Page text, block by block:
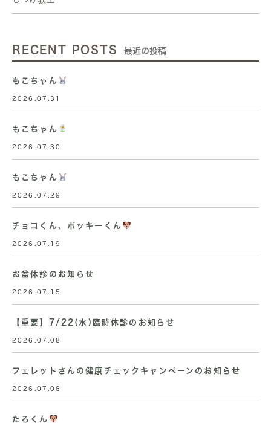
RECENT POSTS 最近の投稿
もこちゃん
2026.07.31
もこちゃん
2026.07.30
もこちゃん
2026.07.29
チョコくん、ポッキーくん
2026.07.19
お盆休診のお知らせ
2026.07.15
【重要】7/22(水)臨時休診のお知らせ
2026.07.08
フェレットさんの健康チェックキャンペーンのお知らせ
2026.07.06
たろくん